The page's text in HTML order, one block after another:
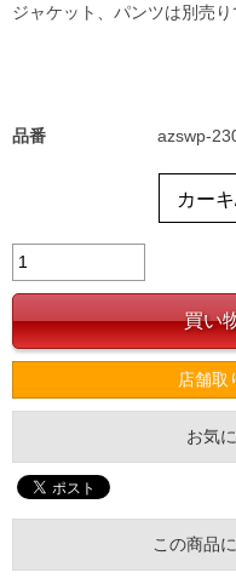
ジャケット、パンツは別売り
品番 azswp-
店舗取
お気
この商品